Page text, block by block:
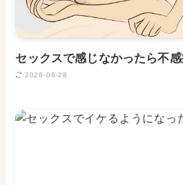
セックスで感じなかったら不感
2026-06-28